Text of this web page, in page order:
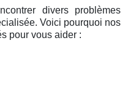
divers problèmes
Voici pourquoi nos
pour vous aider :